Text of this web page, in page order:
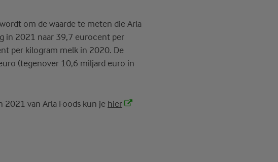
om de waarde te meten die Arla
in 2021 naar 39,7 eurocent per
per kilogram melk in 2020. De
(tegenover 10,6 miljard euro in
van Arla Foods kun je hier